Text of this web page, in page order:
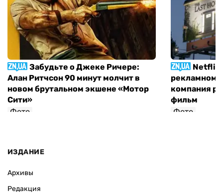
Забудьте о Джеке Ричере:
Алан Ритчсон 90 минут молчит в
новом брутальном экшене «Мотор
Сити»
Фото
Netflix
рекламном
компания
фильм
Фото
ИЗДАНИЕ
Архивы
Редакция